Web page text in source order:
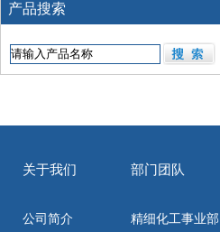
产品搜索
关于我们
公司简介
部门团队
精细化工事业部